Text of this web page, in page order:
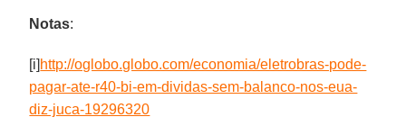
Notas:
[i] http://oglobo.globo.com/economia/eletrobras-pode-
pagar-ate-r40-bi-em-dividas-sem-balanco-nos-eua-
diz-juca-19296320